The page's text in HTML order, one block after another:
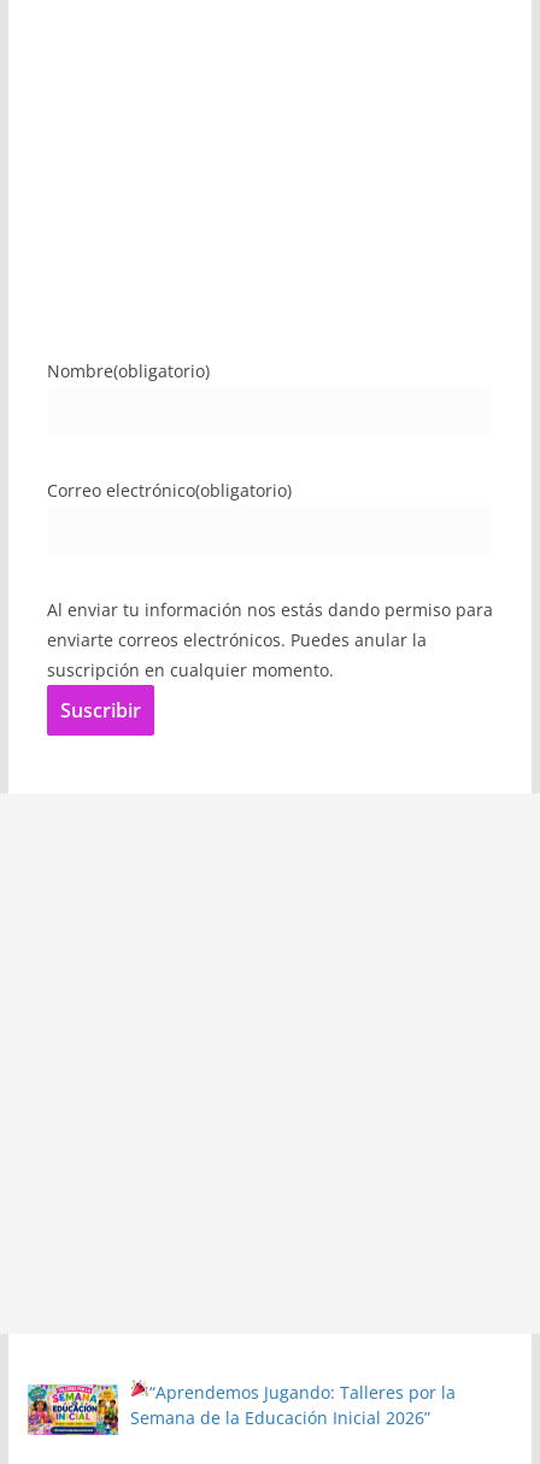
Nombre(obligatorio)
Correo electrónico(obligatorio)
Al enviar tu información nos estás dando permiso para
enviarte correos electrónicos. Puedes anular la
suscripción en cualquier momento.
Suscribir
“Aprendemos Jugando: Talleres por la
Semana de la Educación Inicial 2026”